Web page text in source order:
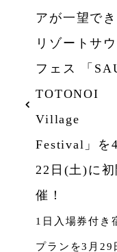
アが一望で
リゾートサ
フェス 「
TOTONOI
Village
Festival」を
22日(土)に初
催！
1日入場券付き
プランを3月29